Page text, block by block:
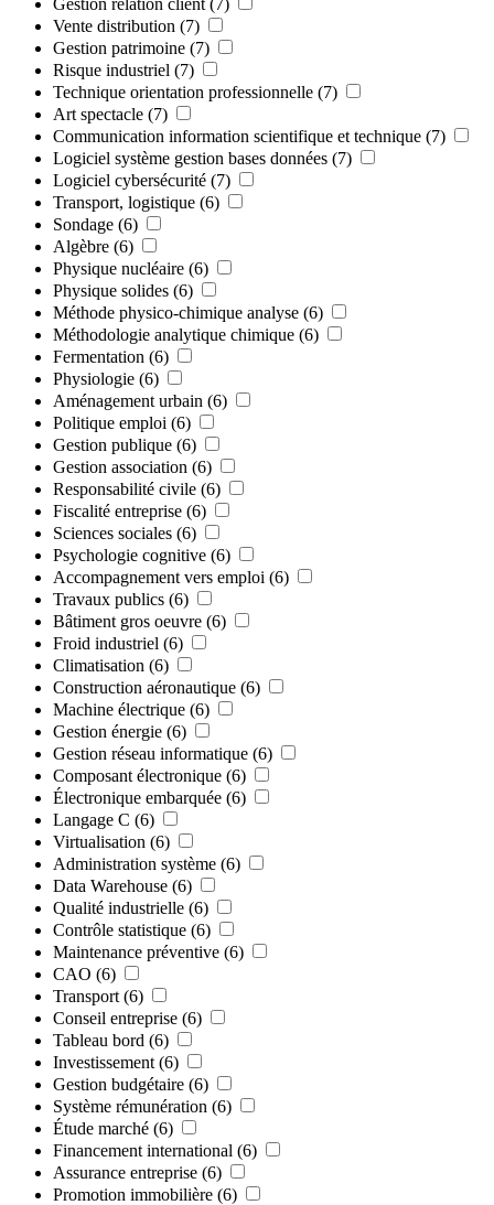
Vente distribution (7)
Gestion patrimoine (7)
Risque industriel (7)
Technique orientation professionnelle (7)
Art spectacle (7)
Communication information scientifique et technique (7)
Logiciel système gestion bases données (7)
Logiciel cybersécurité (7)
Transport, logistique (6)
Sondage (6)
Algèbre (6)
Physique nucléaire (6)
Physique solides (6)
Méthode physico-chimique analyse (6)
Méthodologie analytique chimique (6)
Fermentation (6)
Physiologie (6)
Aménagement urbain (6)
Politique emploi (6)
Gestion publique (6)
Gestion association (6)
Responsabilité civile (6)
Fiscalité entreprise (6)
Sciences sociales (6)
Psychologie cognitive (6)
Accompagnement vers emploi (6)
Travaux publics (6)
Bâtiment gros oeuvre (6)
Froid industriel (6)
Climatisation (6)
Construction aéronautique (6)
Machine électrique (6)
Gestion énergie (6)
Gestion réseau informatique (6)
Composant électronique (6)
Électronique embarquée (6)
Langage C (6)
Virtualisation (6)
Administration système (6)
Data Warehouse (6)
Qualité industrielle (6)
Contrôle statistique (6)
Maintenance préventive (6)
CAO (6)
Transport (6)
Conseil entreprise (6)
Tableau bord (6)
Investissement (6)
Gestion budgétaire (6)
Système rémunération (6)
Étude marché (6)
Financement international (6)
Assurance entreprise (6)
Promotion immobilière (6)